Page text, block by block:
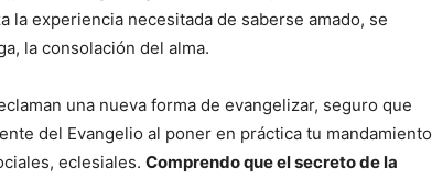
la experiencia necesitada de saberse amado, se
la consolación del alma.
una nueva forma de evangelizar, seguro que
del Evangelio al poner en práctica tu mandamiento
eclesiales. Comprendo que el secreto de la